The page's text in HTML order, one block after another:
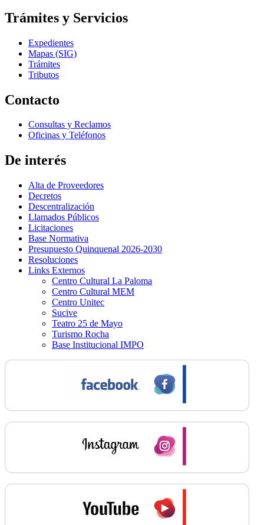
Trámites y Servicios
Expedientes
Mapas (SIG)
Trámites
Tributos
Contacto
Consultas y Reclamos
Oficinas y Teléfonos
De interés
Alta de Proveedores
Decretos
Descentralización
Llamados Públicos
Licitaciones
Base Normativa
Presupuesto Quinquenal 2026-2030
Resoluciones
Links Externos
Centro Cultural La Paloma
Centro Cultural MEM
Centro Unitec
Sucive
Teatro 25 de Mayo
Turismo Rocha
Base Institucional IMPO